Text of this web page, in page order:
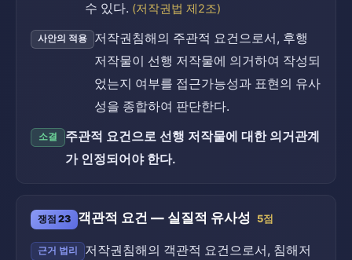
수 있다. (저작권법 제2조)
사안의 적용
저작권침해의 주관적 요건으로서, 후행
저작물이 선행 저작물에 의거하여 작성되
었는지 여부를 접근가능성과 표현의 유사
성을 종합하여 판단한다.
소결
주관적 요건으로 선행 저작물에 대한 의거관계
가 인정되어야 한다.
쟁점 23 객관적 요건 — 실질적 유사성 5점
근거 법리
저작권침해의 객관적 요건으로서, 침해저